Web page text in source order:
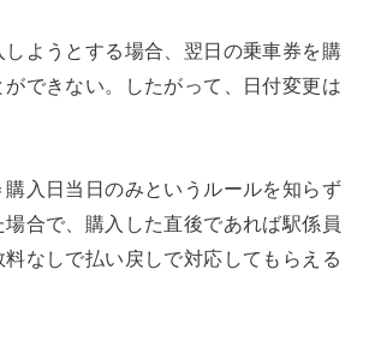
ようとする場合、翌日の乗車券を購
ができない。したがって、日付変更は
購入日当日のみというルールを知らず
合で、購入した直後であれば駅係員
なしで払い戻しで対応してもらえる